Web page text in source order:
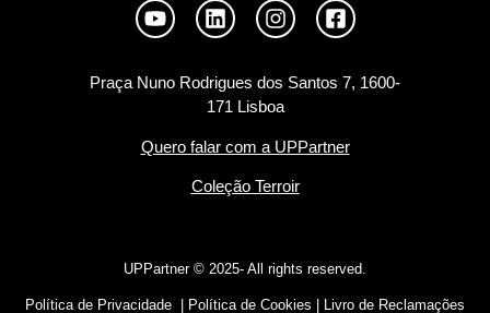
Praça Nuno Rodrigues dos Santos 7, 1600-
171 Lisboa
Quero falar com a UPPartner
Coleção Terroir
UPPartner © 2025- All rights reserved.
Política de Privacidade Política de Cookies Livro de Reclamações